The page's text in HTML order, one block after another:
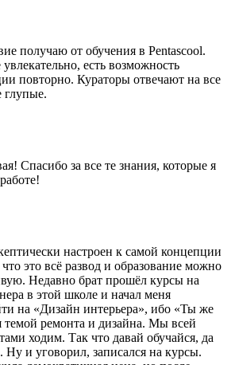
получаю от обучения в Pentascool.
есть возможность
повторно. Кураторы отвечают на все
глупые.
Спасибо за все те знания, которые я
настроен к самой концепции
это всё развод и образование можно
Недавно брат прошёл курсы на
в этой школе и начал меня
на «Дизайн интерьера», ибо «Ты же
темой ремонта и дизайна. Мы всей
ходим. Так что давай обучайся, да
Ну и уговорил, записался на курсы.